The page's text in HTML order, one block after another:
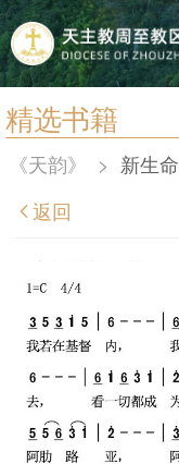
精选书籍
首页
宗教法规
教区简介
信仰文萃
教会圣月
《天韵》 > 新生命
返回